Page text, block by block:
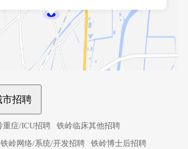
市招聘
重症/ICU招聘
铁岭临床其他招聘
铁岭网络/系统/开发招聘
铁岭博士后招聘